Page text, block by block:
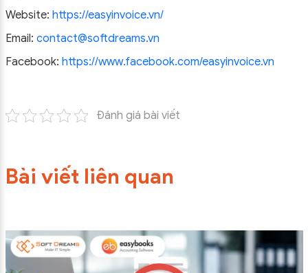
Website: https://easyinvoice.vn/
Email: contact@softdreams.vn
Facebook: https://www.facebook.com/easyinvoice.vn
Đánh giá bài viết
Bài viết liên quan